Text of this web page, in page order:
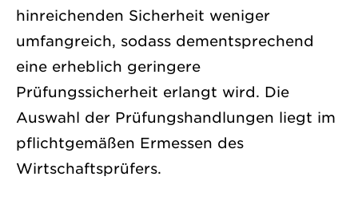
hinreichenden Sicherheit weniger
umfangreich, sodass dementsprechend
eine erheblich geringere
Prüfungssicherheit erlangt wird. Die
Auswahl der Prüfungshandlungen liegt im
pflichtgemäßen Ermessen des
Wirtschaftsprüfers.